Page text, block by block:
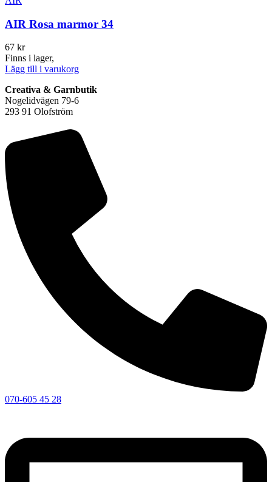
AIR Rosa marmor 34
67 kr
Finns i lager,
Lägg till i varukorg
Creativa & Garnbutik
Nogelidvägen 79-6
293 91 Olofström
070-605 45 28